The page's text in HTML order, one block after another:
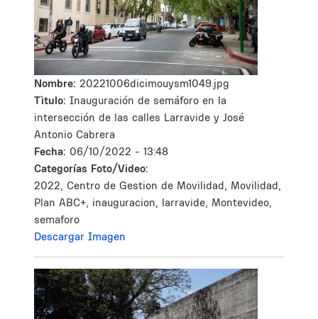
Nombre: 20221006dicimouysm1049.jpg
Tìtulo: Inauguración de semáforo en la
intersección de las calles Larravide y José
Antonio Cabrera
Fecha: 06/10/2022 - 13:48
Categorías Foto/Video:
2022, Centro de Gestion de Movilidad, Movilidad,
Plan ABC+, inauguracion, larravide, Montevideo,
semaforo
Descargar Imagen